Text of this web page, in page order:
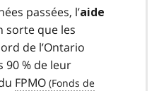
passées, l’aide
sorte que les
de l’Ontario
90 % de leur
FPMO